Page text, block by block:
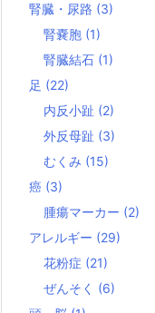
腎臓・尿路 (3)
腎嚢胞 (1)
腎臓結石 (1)
足 (22)
内反小趾 (2)
外反母趾 (3)
むくみ (15)
癌 (3)
腫瘍マーカー (2)
アレルギー (29)
花粉症 (21)
ぜんそく (6)